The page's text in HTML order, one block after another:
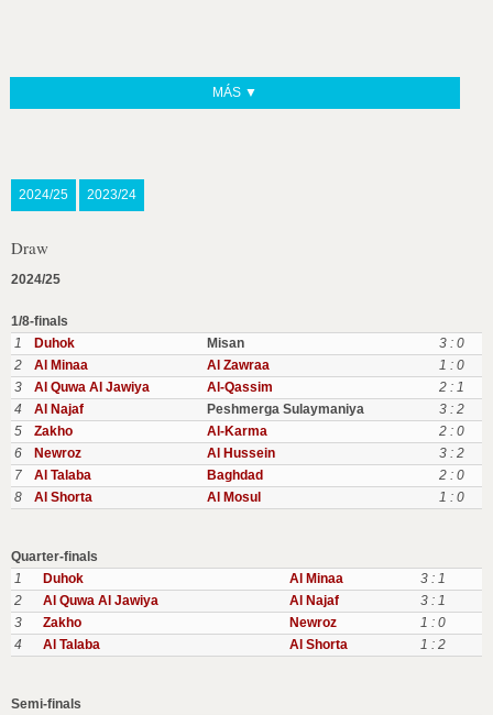
MÁS ▼
2024/25 2023/24
Draw
2024/25
1/8-finals
1
Duhok Misan
3 : 0
2
Al Minaa Al Zawraa
1 : 0
3
Al Quwa Al Jawiya Al-Qassim
2 : 1
4
Al Najaf Peshmerga Sulaymaniya
3 : 2
5
Zakho Al-Karma
2 : 0
6
Newroz Al Hussein
3 : 2
7
Al Talaba Baghdad
2 : 0
8
Al Shorta Al Mosul 1 : 0
Quarter-finals
1
Duhok Al Minaa
3 : 1
2
Al Quwa Al Jawiya Al Najaf
3 : 1
3
Zakho Newroz
1 : 0
4
Al Talaba Al Shorta 1 : 2
Semi-finals